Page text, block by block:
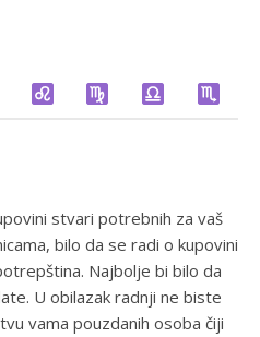
stvari potrebnih za vaš
bilo da se radi o kupovini
Najbolje bi bilo da
U obilazak radnji ne biste
vama pouzdanih osoba čiji